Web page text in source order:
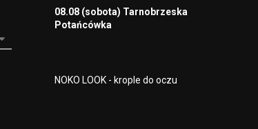
08.08 (sobota) Tarnobrzeska
Potańcówka
NOKO LOOK - krople do oczu